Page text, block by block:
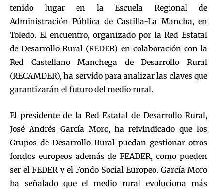
tenido lugar en la Escuela Regional de
Administración Pública de Castilla-La Mancha, en
Toledo. El encuentro, organizado por la Red Estatal
de Desarrollo Rural (REDER) en colaboración con la
Red Castellano Manchega de Desarrollo Rural
(RECAMDER), ha servido para analizar las claves que
garantizarán el futuro del medio rural.
El presidente de la Red Estatal de Desarrollo Rural,
José Andrés García Moro, ha reivindicado que los
Grupos de Desarrollo Rural puedan gestionar otros
fondos europeos además de FEADER, como pueden
ser el FEDER y el Fondo Social Europeo. García Moro
ha señalado que el medio rural evoluciona más